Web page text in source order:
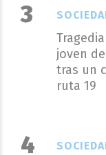
joven
tras un
ruta 19